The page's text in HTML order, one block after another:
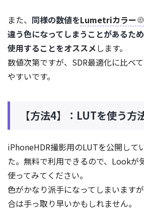
また、 同様の数値をLumetriカラー
違う色になってしまうことがあるた
使用することをオススメします。
数値次第ですが、SDR最適化に比べ
やすいです。
【方法4】：LUTを使う方
iPhoneHDR撮影用のLUTを公開して
た。無料で利用できるので、Lookが
使ってみてください。
色がかなり派手になってしまいます
合は手っ取り早いかもしれません。